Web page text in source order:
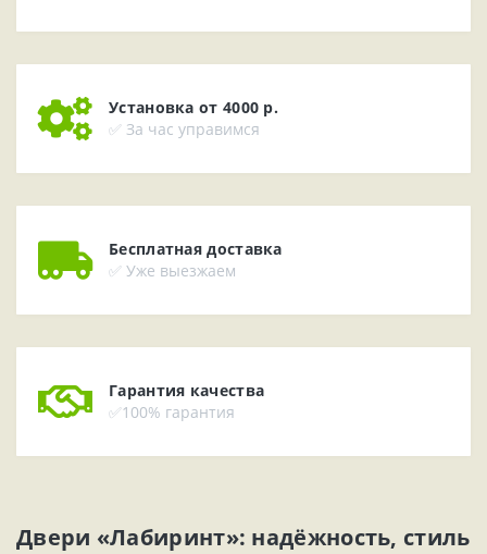
Установка от 4000 р.
✅ За час управимся
Бесплатная доставка
✅ Уже выезжаем
Гарантия качества
✅100% гарантия
Двери «Лабиринт»: надёжность, стиль